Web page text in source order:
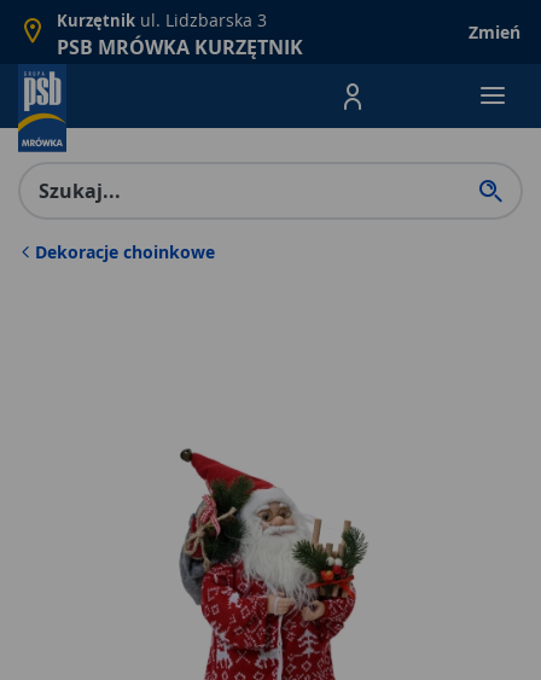
Kurzętnik ul. Lidzbarska 3
PSB MRÓWKA KURZĘTNIK
Zmień
Menu Produktów,
Dekoracje choinkowe